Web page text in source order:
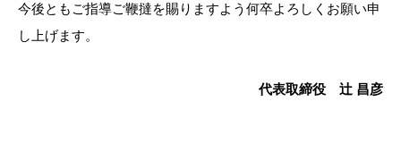
今後ともご指導ご鞭撻を賜りますよう何卒よろしくお願い申
し上げます。
代表取締役 辻󠄀 昌彦